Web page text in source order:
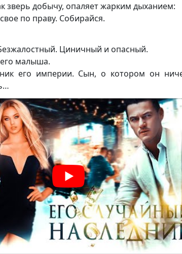
зверь добычу, опаляет жарким дыханием:
по праву. Собирайся.
Циничный и опасный.
малыша.
его империи. Сын, о котором он